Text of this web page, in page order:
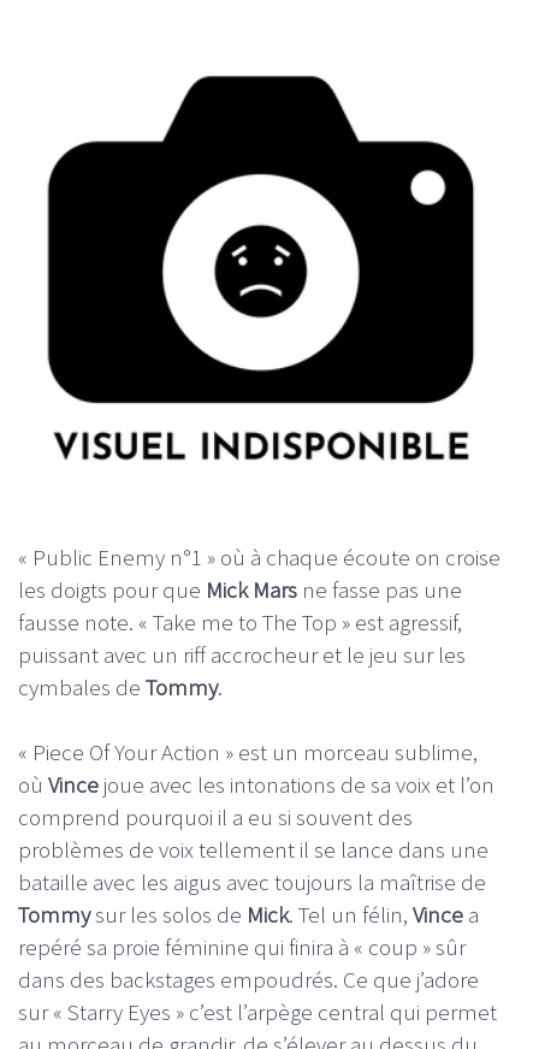
« Public Enemy n°1 » où à chaque écoute on croise
les doigts pour que Mick Mars ne fasse pas une
fausse note. « Take me to The Top » est agressif,
puissant avec un riff accrocheur et le jeu sur les
cymbales de Tommy.
« Piece Of Your Action » est un morceau sublime,
où Vince joue avec les intonations de sa voix et l’on
comprend pourquoi il a eu si souvent des
problèmes de voix tellement il se lance dans une
bataille avec les aigus avec toujours la maîtrise de
Tommysur les solos de Mick. Tel un félin, Vince a
repéré sa proie féminine qui finira à « coup » sûr
dans des backstages empoudrés. Ce que j’adore
sur « Starry Eyes » c’est l’arpège central qui permet